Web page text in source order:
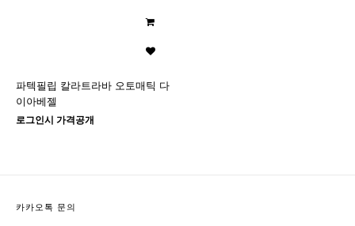
파텍필립 칼라트라바 오토매틱 다
이아베젤
로그인시 가격공개
카카오톡 문의